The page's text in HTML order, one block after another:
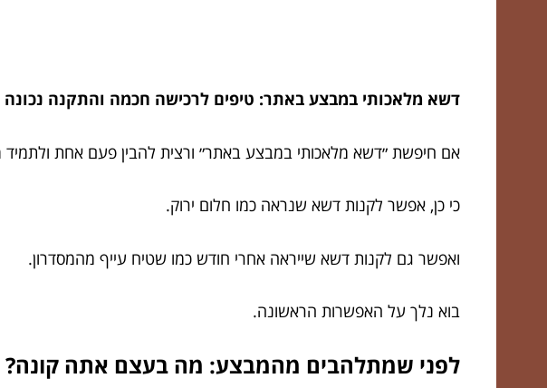
דשא מלאכותי במבצע באתר: טיפים לרכישה חכמה והתקנה נכונה
אם חיפשת ״דשא מלאכותי במבצע באתר״ ורצית להבין פעם אחת
כי כן, אפשר לקנות דשא שנראה כמו חלום ירוק.
ואפשר גם לקנות דשא שייראה אחרי חודש כמו שטיח עייף מהמסדרון.
בוא נלך על האפשרות הראשונה.
לפני שמתלהבים מהמבצע: מה בעצם אתה קונה?